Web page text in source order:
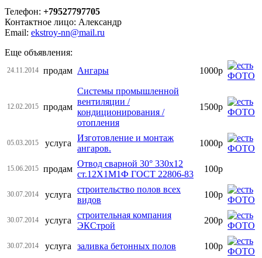
Телефон: +79527797705
Контактное лицо: Александр
Email: ekstroy-nn@mail.ru
Еще объявления:
24.11.2014 продам Ангары 1000р
12.02.2015 продам
Системы промышленной
вентиляции /
кондиционирования /
отопления
1500р
05.03.2015 услуга
Изготовление и монтаж
ангаров.
1000р
15.06.2015 продам
Отвод сварной 30° 330х12
ст.12Х1М1Ф ГОСТ 22806-83
100р
30.07.2014 услуга
строительство полов всех
видов
100р
30.07.2014 услуга
строительная компания
ЭКСтрой
200р
30.07.2014 услуга заливка бетонных полов 100р